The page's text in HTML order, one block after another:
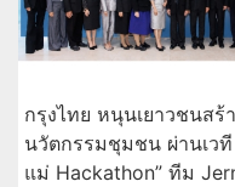
กรุงไทย หนุนเยาวชนสร้
นวัตกรรมชุมชน ผ่านเวที
แม่ Hackathon” ทีม